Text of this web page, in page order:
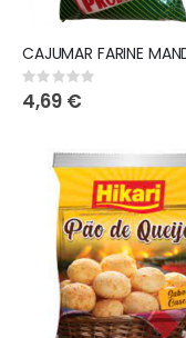
Rating:
0%
4,69 €